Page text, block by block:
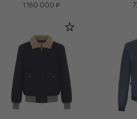
1 160 000 ₽